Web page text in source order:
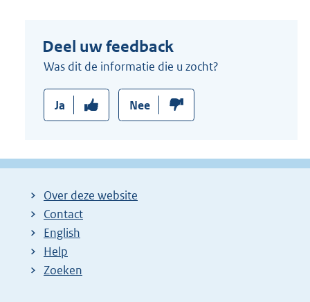
e
l
n
k
Deel uw feedback
Was dit de informatie die u zocht?
Ja Nee
Over deze website
Contact
English
Help
Zoeken